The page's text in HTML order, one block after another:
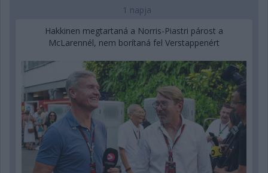
1 napja
Hakkinen megtartaná a Norris-Piastri párost a
McLarennél, nem borítaná fel Verstappenért